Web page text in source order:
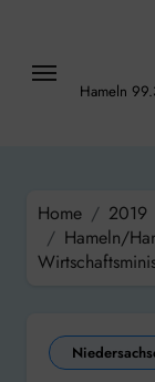
content
Hameln
Home 2019
Hameln/